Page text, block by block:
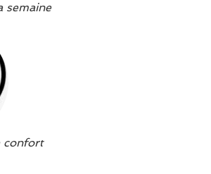
semaine
confort